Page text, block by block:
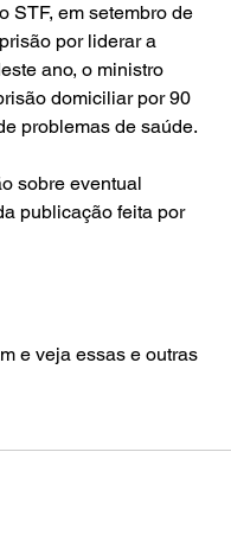
STF, em setembro de
por liderar a
ano, o ministro
domiciliar por 90
problemas de saúde.
sobre eventual
publicação feita por
e veja essas e outras